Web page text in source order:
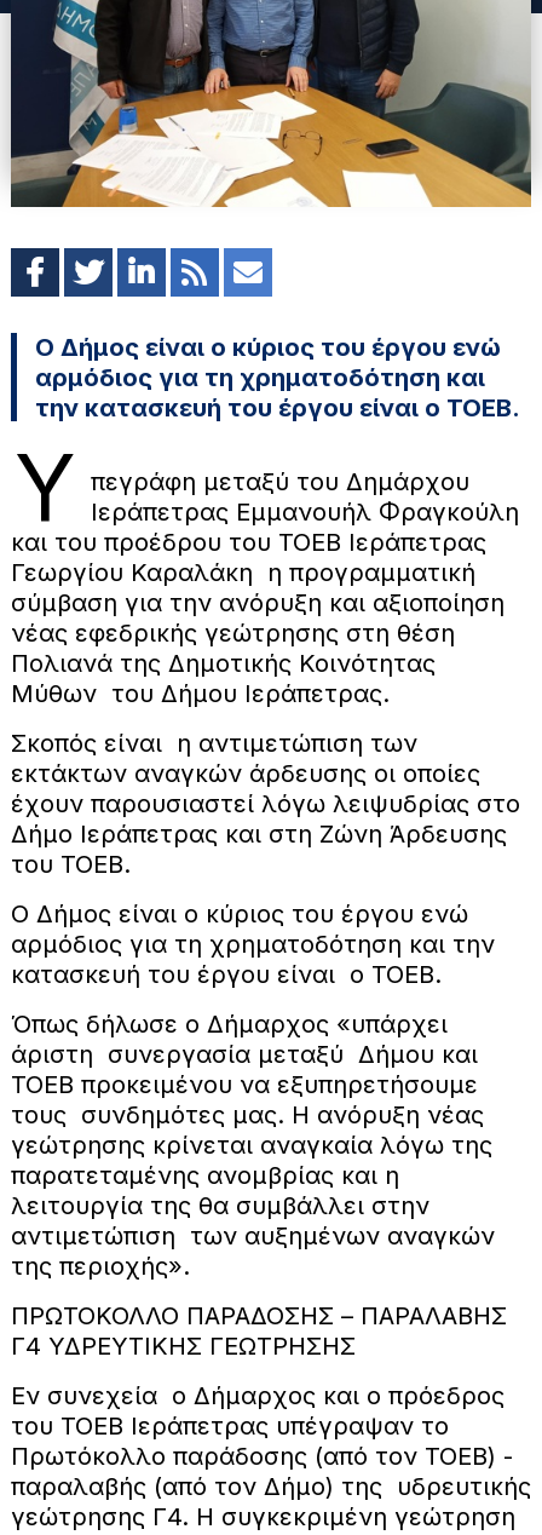
Ο Δήμος είναι ο κύριος του έργου ενώ
αρμόδιος για τη χρηματοδότηση και
την κατασκευή του έργου είναι ο ΤΟΕΒ.
Υ πεγράφη μεταξύ του Δημάρχου
Ιεράπετρας Εμμανουήλ Φραγκούλη
και του προέδρου του ΤΟΕΒ Ιεράπετρας
Γεωργίου Καραλάκη η προγραμματική
σύμβαση για την ανόρυξη και αξιοποίηση
νέας εφεδρικής γεώτρησης στη θέση
Πολιανά της Δημοτικής Κοινότητας
Μύθων του Δήμου Ιεράπετρας.
Σκοπός είναι η αντιμετώπιση των
εκτάκτων αναγκών άρδευσης οι οποίες
έχουν παρουσιαστεί λόγω λειψυδρίας στο
Δήμο Ιεράπετρας και στη Ζώνη Άρδευσης
του ΤΟΕΒ.
Ο Δήμος είναι ο κύριος του έργου ενώ
αρμόδιος για τη χρηματοδότηση και την
κατασκευή του έργου είναι ο ΤΟΕΒ.
Όπως δήλωσε ο Δήμαρχος «υπάρχει
άριστη συνεργασία μεταξύ Δήμου και
ΤΟΕΒ προκειμένου να εξυπηρετήσουμε
τους συνδημότες μας. Η ανόρυξη νέας
γεώτρησης κρίνεται αναγκαία λόγω της
παρατεταμένης ανομβρίας και η
λειτουργία της θα συμβάλλει στην
αντιμετώπιση των αυξημένων αναγκών
της περιοχής».
ΠΡΩΤΟΚΟΛΛΟ ΠΑΡΑΔΟΣΗΣ – ΠΑΡΑΛΑΒΗΣ
Γ4 ΥΔΡΕΥΤΙΚΗΣ ΓΕΩΤΡΗΣΗΣ
Εν συνεχεία ο Δήμαρχος και ο πρόεδρος
του ΤΟΕΒ Ιεράπετρας υπέγραψαν το
Πρωτόκολλο παράδοσης (από τον ΤΟΕΒ) -
παραλαβής (από τον Δήμο) της υδρευτικής
γεώτρησης Γ4. Η συγκεκριμένη γεώτρηση